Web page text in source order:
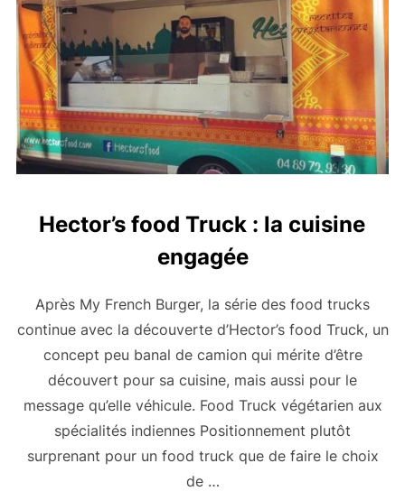
Hector’s food Truck : la cuisine
engagée
Après My French Burger, la série des food trucks
continue avec la découverte d’Hector’s food Truck, un
concept peu banal de camion qui mérite d’être
découvert pour sa cuisine, mais aussi pour le
message qu’elle véhicule. Food Truck végétarien aux
spécialités indiennes Positionnement plutôt
surprenant pour un food truck que de faire le choix
de …